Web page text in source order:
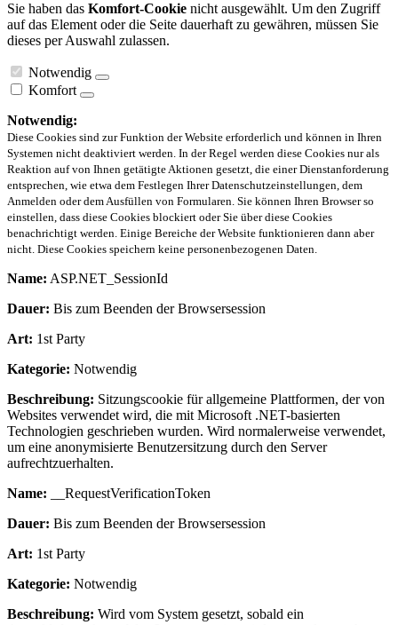
Sie haben das Komfort-Cookie nicht ausgewählt. Um den Zugriff
auf das Element oder die Seite dauerhaft zu gewähren, müssen Sie
dieses per Auswahl zulassen.
Notwendig
Komfort
Notwendig:
Diese Cookies sind zur Funktion der Website erforderlich und können in Ihren
Systemen nicht deaktiviert werden. In der Regel werden diese Cookies nur als
Reaktion auf von Ihnen getätigte Aktionen gesetzt, die einer Dienstanforderung
entsprechen, wie etwa dem Festlegen Ihrer Datenschutzeinstellungen, dem
Anmelden oder dem Ausfüllen von Formularen. Sie können Ihren Browser so
einstellen, dass diese Cookies blockiert oder Sie über diese Cookies
benachrichtigt werden. Einige Bereiche der Website funktionieren dann aber
nicht. Diese Cookies speichern keine personenbezogenen Daten.
Name: ASP.NET_SessionId
Dauer: Bis zum Beenden der Browsersession
Art: 1st Party
Kategorie: Notwendig
Beschreibung: Sitzungscookie für allgemeine Plattformen, der von
Websites verwendet wird, die mit Microsoft .NET-basierten
Technologien geschrieben wurden. Wird normalerweise verwendet,
um eine anonymisierte Benutzersitzung durch den Server
aufrechtzuerhalten.
Name: __RequestVerificationToken
Dauer: Bis zum Beenden der Browsersession
Art: 1st Party
Kategorie: Notwendig
Beschreibung: Wird vom System gesetzt, sobald ein